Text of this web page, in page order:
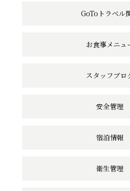
GoToトラベル
お食事メニュ
スタッフブロ
安全管理
宿泊情報
衛生管理